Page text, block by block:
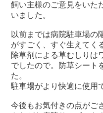
飼い主様のご意見をいた
いました。
以前までは病院駐車場の
がすごく、すぐ生えてく
除草剤による草むしりは
でしたので。防草シート
た。
駐車場がより快適に使用
今後もお気付きの点がご